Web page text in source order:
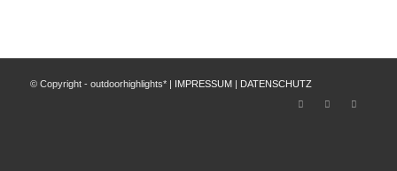
© Copyright - outdoorhighlights* | IMPRESSUM DATENSCHUTZ